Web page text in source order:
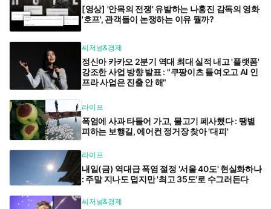
[영상] '안목의 전쟁' 유발하는 나홍진 감독의 영화
'호프', 관객들이 논쟁하는 이유 뭘까?
씨저널&경제
정신아 카카오 2분기 역대 최대 실적 내고 '플랫폼'
강조한 사업 방향 발표 : "쿠팡이츠 들여오고 AI 인
프라 사업은 진출 안 해"
라이프
폭염에 사과 타들어 가고, 물고기 폐사했다 : 땡볕
피하는 보행길, 에어컨 정거장 찾아 '대피'
라이프
내일(금) 역대급 폭염 절정 '서울 40도' 현실화하나
: 주말 지나도 덥지만 '최고 35도'로 수그러든다
씨저널&경제